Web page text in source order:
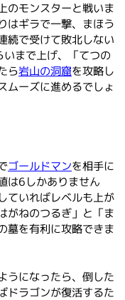
のモンスターと戦いま
はギラで一撃、まほう
続で受けて敗北しない
まで上げ、「てつの
ら岩山の洞窟を攻略し
ムーズに進めるでしょ
ゴールドマンを相手に
は6しかありません
ていればレベルも上が
がねのつるぎ」と「ま
墓を有利に攻略できま
うになったら、倒した
ドラゴンが復活するた